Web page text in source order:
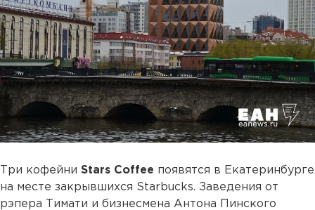
Три кофейни Stars Coffee появятся в Екатеринбурге
на месте закрывшихся Starbucks. Заведения от
рэпера Тимати и бизнесмена Антона Пинского